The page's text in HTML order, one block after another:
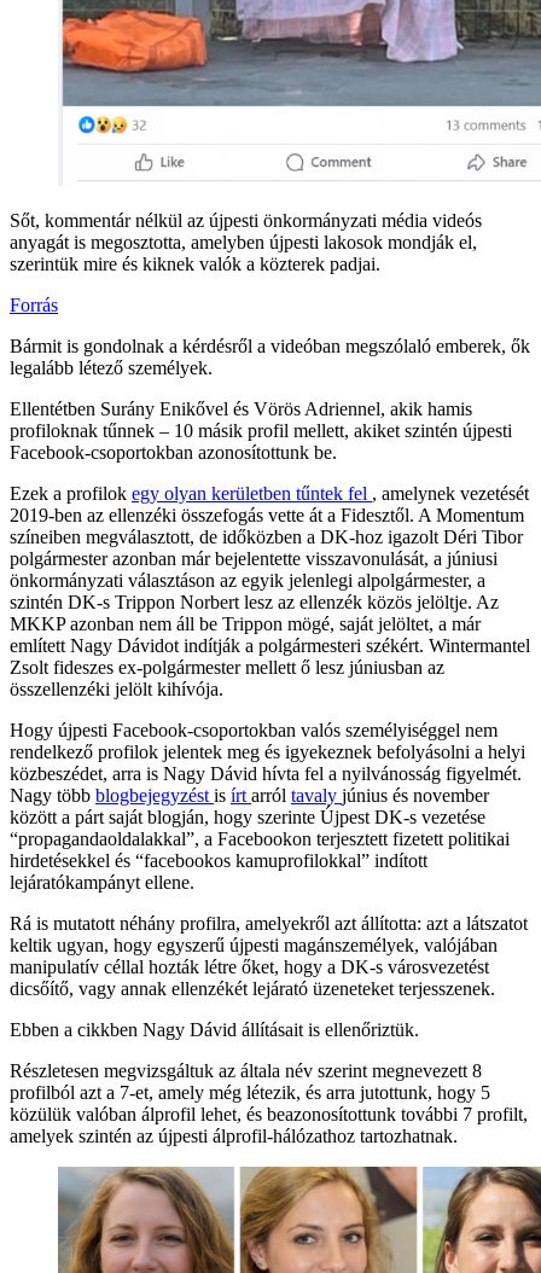
Sőt, kommentár nélkül az újpesti önkormányzati média videós
anyagát is megosztotta, amelyben újpesti lakosok mondják el,
szerintük mire és kiknek valók a közterek padjai.
Forrás
Bármit is gondolnak a kérdésről a videóban megszólaló emberek, ők
legalább létező személyek.
Ellentétben Surány Enikővel és Vörös Adriennel, akik hamis
profiloknak tűnnek – 10 másik profil mellett, akiket szintén újpesti
Facebook-csoportokban azonosítottunk be.
Ezek a profilok egy olyan kerületben tűntek fel , amelynek vezetését
2019-ben az ellenzéki összefogás vette át a Fidesztől. A Momentum
színeiben megválasztott, de időközben a DK-hoz igazolt Déri Tibor
polgármester azonban már bejelentette visszavonulását, a júniusi
önkormányzati választáson az egyik jelenlegi alpolgármester, a
szintén DK-s Trippon Norbert lesz az ellenzék közös jelöltje. Az
MKKP azonban nem áll be Trippon mögé, saját jelöltet, a már
említett Nagy Dávidot indítják a polgármesteri székért. Wintermantel
Zsolt fideszes ex-polgármester mellett ő lesz júniusban az
összellenzéki jelölt kihívója.
Hogy újpesti Facebook-csoportokban valós személyiséggel nem
rendelkező profilok jelentek meg és igyekeznek befolyásolni a helyi
közbeszédet, arra is Nagy Dávid hívta fel a nyilvánosság figyelmét.
Nagy több blogbejegyzést is írt arról tavaly június és november
között a párt saját blogján, hogy szerinte Újpest DK-s vezetése
“propagandaoldalakkal”, a Facebookon terjesztett fizetett politikai
hirdetésekkel és “facebookos kamuprofilokkal” indított
lejáratókampányt ellene.
Rá is mutatott néhány profilra, amelyekről azt állította: azt a látszatot
keltik ugyan, hogy egyszerű újpesti magánszemélyek, valójában
manipulatív céllal hozták létre őket, hogy a DK-s városvezetést
dicsőítő, vagy annak ellenzékét lejárató üzeneteket terjesszenek.
Ebben a cikkben Nagy Dávid állításait is ellenőriztük.
Részletesen megvizsgáltuk az általa név szerint megnevezett 8
profilból azt a 7-et, amely még létezik, és arra jutottunk, hogy 5
közülük valóban álprofil lehet, és beazonosítottunk további 7 profilt,
amelyek szintén az újpesti álprofil-hálózathoz tartozhatnak.